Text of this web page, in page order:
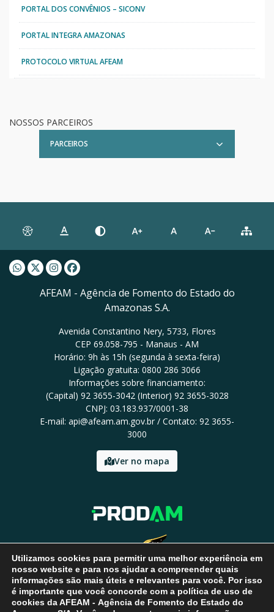
PORTAL DOS CONVÊNIOS – SICONV
PORTAL INTEGRA AMAZONAS
PROTOCOLO VIRTUAL AFEAM
NOSSOS PARCEIROS
PARCEIROS
Whatsapp AFEAM
Twitter AFEAM
Instagram AFEAM
Facebook AFEAM
AFEAM - Agência de Fomento do Estado do
Amazonas S.A.
Avenida Constantino Nery, 5733, Flores
CEP 69.058-795 - Manaus - AM
Horário: 9h às 15h (segunda à sexta-feira)
Ligação gratuita: 0800 286 3066
Informações sobre financiamento:
(Capital) 92 3655-3042 (Interior) 92 3655-3028
CNPJ: 03.183.937/0001-38
E-mail: api@afeam.am.gov.br / Contato: 92 3655-
3000
Ver no mapa
Utilizamos cookies para permitir uma melhor experiência em
nosso website e para nos ajudar a compreender quais
informações são mais úteis e relevantes para você. Por isso
é importante que você concorde com a política de uso de
cookies da AFEAM - Agência de Fomento do Estado do